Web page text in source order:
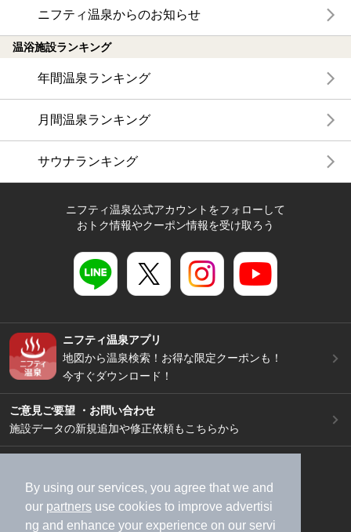
By using our services, you agree that we and
our partners use cookies to improve advertisi
ng and enhance your experience on our servi
ニフティ温泉からのお知らせ
温浴施設ランキング
年間温泉ランキング
月間温泉ランキング
サウナランキング
ニフティ温泉公式アカウントをフォローして
おトク情報やクーポン情報を受け取ろう
ニフティ温泉アプリ
地図から温泉検索！お得な限定クーポンも！
今すぐダウンロード！
ご意見ご要望 ・お問い合わせ
施設データの新規追加や修正依頼もこちらから
加盟店募集（資料請求）
広告出稿のご案内
利用規約
ライフスタイルMEMBERS+規約